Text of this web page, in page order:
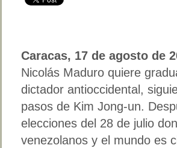
Caracas, 17 de agosto de
Nicolás Maduro quiere
dictador antioccidental,
pasos de Kim Jong-un.
elecciones del 28 de julio
venezolanos y el mundo es